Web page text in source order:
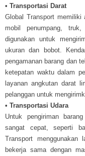
• Transportasi Darat
Global Transport memiliki
mobil penumpang,
digunakan untuk
ukuran dan bobot.
pengamanan barang dan
ketepatan waktu dalam
layanan angkutan darat
pelanggan untuk
• Transportasi Udara
Untuk pengiriman
sangat cepat, seperti
Transport menggunakan
bekerja sama dengan